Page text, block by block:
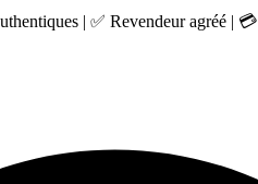
| ✅ Revendeur agréé |